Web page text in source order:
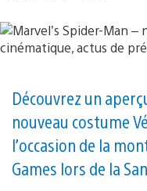
Découvrez un
nouveau costume
l’occasion de la
Games lors de la